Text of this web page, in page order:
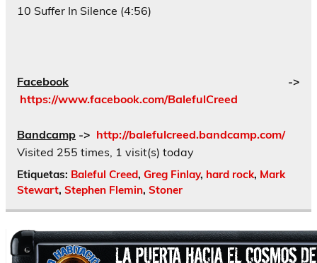
10 Suffer In Silence (4:56)
Facebook ->
https://www.facebook.com/BalefulCreed
Bandcamp -> http://balefulcreed.bandcamp.com/
Visited 255 times, 1 visit(s) today
Etiquetas: Baleful Creed, Greg Finlay, hard rock, Mark
Stewart, Stephen Flemin, Stoner